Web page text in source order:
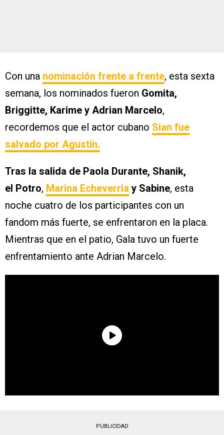
Con una nominación frente a frente, esta sexta
semana, los nominados fueron Gomita,
Briggitte, Karime y Adrian Marcelo,
recordemos que el actor cubano Sian fue
salvado por Agustín.
Tras la salida de Paola Durante, Shanik,
el Potro, Marina Echeverria y Sabine, esta
noche cuatro de los participantes con un
fandom más fuerte, se enfrentaron en la placa.
Mientras que en el patio, Gala tuvo un fuerte
enfrentamiento ante Adrian Marcelo.
PUBLICIDAD